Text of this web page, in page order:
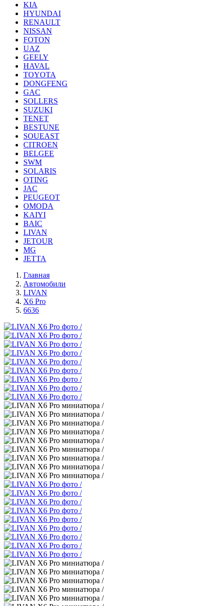
KIA
HYUNDAI
RENAULT
NISSAN
FOTON
UAZ
GEELY
HAVAL
TOYOTA
DONGFENG
GAC
SOLLERS
SUZUKI
TENET
BESTUNE
SOUEAST
CITROEN
BELGEE
SWM
SOLARIS
OTING
JAC
PEUGEOT
OMODA
KAIYI
BAIC
LIVAN
JETOUR
MG
JETTA
Главная
Автомобили
LIVAN
X6 Pro
6636